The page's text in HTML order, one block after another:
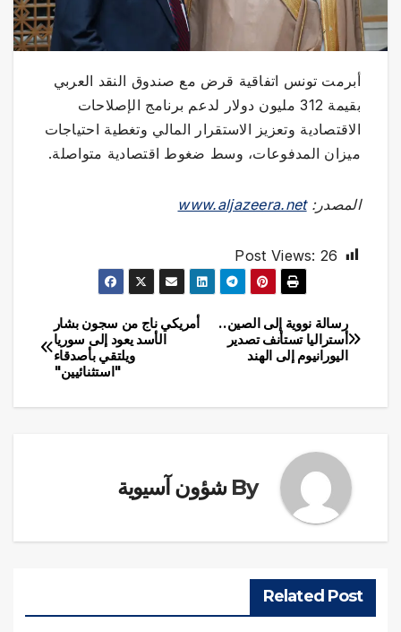
أبرمت تونس اتفاقية قرض مع صندوق النقد العربي
بقيمة 312 مليون دولار لدعم برنامج الإصلاحات
الاقتصادية وتعزيز الاستقرار المالي وتغطية احتياجات
ميزان المدفوعات، وسط ضغوط اقتصادية متواصلة.
المصدر:www.aljazeera.net
Post Views: 26
تصفّح
المقالات
أمريكي ناج من سجون بشار
الأسد يعود إلى سوريا
ويلتقي بأصدقاء
"استثنائيين"
رسالة نووية إلى الصين..
أستراليا تستأنف تصدير
اليورانيوم إلى الهند
By شؤون آسيوية
Related Post